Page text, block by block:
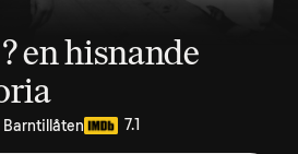
en hisnande
Barntillåten 7.1